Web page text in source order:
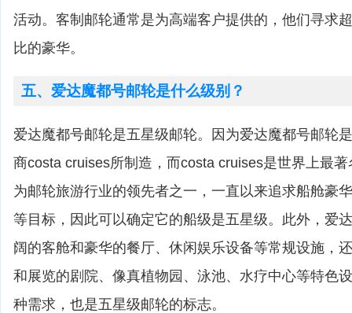
活动。客制邮轮通常是为高端客户提供的，他们寻求
比的豪华。
五、爱达魔都号邮轮是什么级别？
爱达魔都号邮轮是五星级邮轮。因为爱达魔都号邮轮
商costa cruises所制造，而costa cruises是世界上最
为邮轮旅游行业的领先者之一，一直以来追求船舱豪
等目标，因此可以确定它的船级是五星级。此外，爱
阔的客舱和豪华的餐厅、休闲娱乐设备等常规设施，
和展览的剧院、像真植物园、泳池、水疗中心等特色
种需求，也是五星级邮轮的标志。